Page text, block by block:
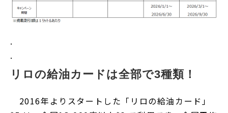
.
.
リロの給油カードは全部で3種類！
2016年よりスタートした「リロの給油カード」